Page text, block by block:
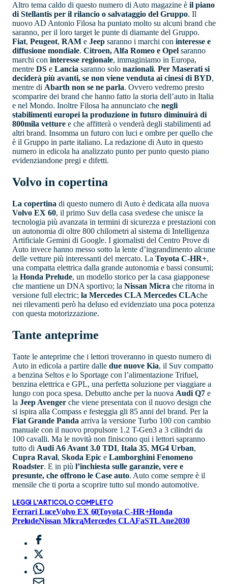
Altro tema caldo di questo numero di Auto magazine è il piano
di Stellantis per il rilancio o salvataggio del Gruppo. Il
nuovo AD Antonio Filosa ha puntato molto su alcuni brand che
saranno, per il loro target le punte di diamante del Gruppo.
Fiat, Peugeot, RAM e Jeep saranno i marchi con interesse e
diffusione mondiale. Citroen, Alfa Romeo e Opel saranno
marchi con interesse regionale, immaginiamo in Europa,
mentre DS e Lancia saranno solo nazionali. Per Maserati si
deciderà più avanti, se non viene venduta ai cinesi di BYD,
mentre di Abarth non se ne parla. Ovvero vedremo presto
scomparire dei brand che hanno fatto la storia dell’auto in Italia
e nel Mondo. Inoltre Filosa ha annunciato che negli
stabilimenti europei la produzione in futuro diminuirà di
800mila vetture e che affitterà o venderà degli stabilimenti ad
altri brand. Insomma un futuro con luci e ombre per quello che
è il Gruppo in parte italiano. La redazione di Auto in questo
numero in edicola ha analizzato punto per punto questo piano
evidenziandone pregi e difetti.
Volvo in copertina
La copertina di questo numero di Auto è dedicata alla nuova
Volvo EX 60, il primo Suv della casa svedese che unisce la
tecnologia più avanzata in termini di sicurezza e prestazioni con
un autonomia di oltre 800 chilometri al sistema di Intelligenza
Artificiale Gemini di Google. I giornalisti del Centro Prove di
Auto invece hanno messo sotto la lente d’ingrandimento alcune
delle vetture più interessanti del mercato. La Toyota C-HR+,
una compatta elettrica dalla grande autonomia e bassi consumi;
la Honda Prelude, un modello storico per la casa giapponese
che mantiene un DNA sportivo; la Nissan Micra che ritorna in
versione full electric; la Mercedes CLA Mercedes CLAche
nei rilevamenti però ha deluso ed evidenziato una poca potenza
con questa motorizzazione.
Tante anteprime
Tante le anteprime che i lettori troveranno in questo numero di
Auto in edicola a partire dalle due nuove Kia, il Suv compatto
a benzina Seltos e lo Sportage con l’alimentazione Trifuel,
benzina elettrica e GPL, una perfetta soluzione per viaggiare a
lungo con poca spesa. Debutto anche per la nuova Audi Q7 e
la Jeep Avenger che viene presentata con il nuovo design che
si ispira alla Compass e festeggia gli 85 anni del brand. Per la
Fiat Grande Panda arriva la versione Turbo 100 con cambio
manuale con il nuovo propulsore 1.2 T-Gen3 a 3 cilindri da
100 cavalli. Ma le novità non finiscono qui i lettori sapranno
tutto di Audi A6 Avant 3.0 TDI, Itala 35, MG4 Urban,
Cupra Raval, Skoda Epic e Lamborghini Fenomeno
Roadster. E in più l’inchiesta sulle garanzie, vere e
presunte, che offrono le Case auto. Auto come sempre è il
mensile che ti porta a scoprire tutto sul mondo automotive.
LEGGI L'ARTICOLO COMPLETO
Ferrari LuceVolvo EX 60Toyota C-HR+Honda
PreludeNissan MicraMercedes CLAFaSTLAne2030